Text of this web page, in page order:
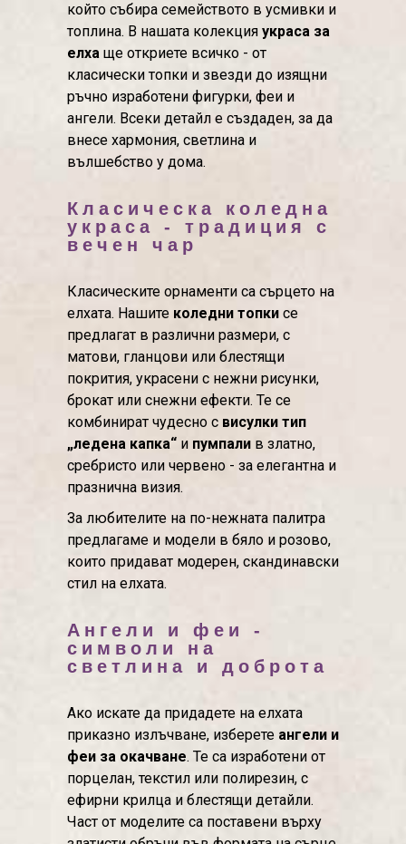
който събира семейството в усмивки и
топлина. В нашата колекция украса за
елха ще откриете всичко - от
класически топки и звезди до изящни
ръчно изработени фигурки, феи и
ангели. Всеки детайл е създаден, за да
внесе хармония, светлина и
вълшебство у дома.
Класическа коледна
украса - традиция с
вечен чар
Класическите орнаменти са сърцето на
елхата. Нашите коледни топки се
предлагат в различни размери, с
матови, гланцови или блестящи
покрития, украсени с нежни рисунки,
брокат или снежни ефекти. Те се
комбинират чудесно с висулки тип
„ледена капка“ и пумпали в златно,
сребристо или червено - за елегантна и
празнична визия.
За любителите на по-нежната палитра
предлагаме и модели в бяло и розово,
които придават модерен, скандинавски
стил на елхата.
Ангели и феи -
символи на
светлина и доброта
Ако искате да придадете на елхата
приказно излъчване, изберете ангели и
феи за окачване. Те са изработени от
порцелан, текстил или полирезин, с
ефирни крилца и блестящи детайли.
Част от моделите са поставени върху